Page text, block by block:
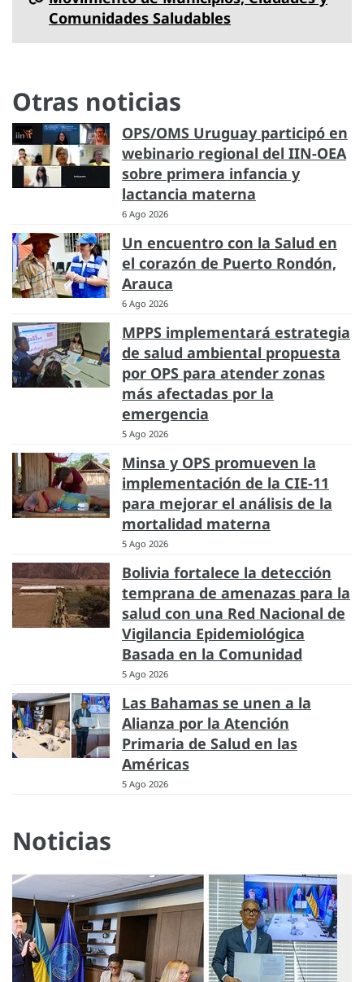
Comunidades Saludables
Otras noticias
OPS/OMS Uruguay participó en
webinario regional del IIN-OEA
sobre primera infancia y
lactancia materna
6 Ago 2026
Un encuentro con la Salud en
el corazón de Puerto Rondón,
Arauca
6 Ago 2026
MPPS implementará estrategia
de salud ambiental propuesta
por OPS para atender zonas
más afectadas por la
emergencia
5 Ago 2026
Minsa y OPS promueven la
implementación de la CIE-11
para mejorar el análisis de la
mortalidad materna
5 Ago 2026
Bolivia fortalece la detección
temprana de amenazas para la
salud con una Red Nacional de
Vigilancia Epidemiológica
Basada en la Comunidad
5 Ago 2026
Las Bahamas se unen a la
Alianza por la Atención
Primaria de Salud en las
Américas
5 Ago 2026
Noticias